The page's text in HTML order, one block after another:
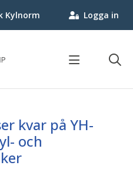
Kylnorm Logga in
kvar på YH-
och